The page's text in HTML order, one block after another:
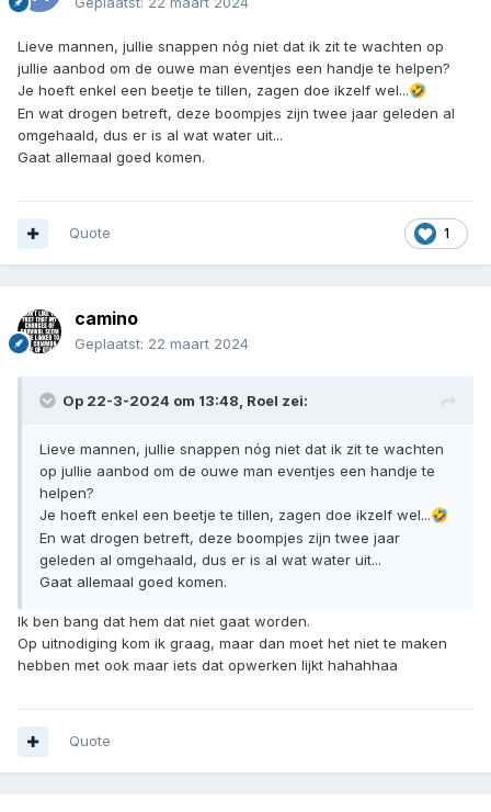
Lieve mannen, jullie snappen nóg niet dat ik zit te wachten op
jullie aanbod om de ouwe man eventjes een handje te helpen?
Je hoeft enkel een beetje te tillen, zagen doe ikzelf wel...🤣
En wat drogen betreft, deze boompjes zijn twee jaar geleden al
omgehaald, dus er is al wat water uit...
Gaat allemaal goed komen.
1
Quote
camino
Geplaatst: 22 maart 2024
Op 22-3-2024 om 13:48, Roel zei:
Lieve mannen, jullie snappen nóg niet dat ik zit te wachten
op jullie aanbod om de ouwe man eventjes een handje te
helpen?
Je hoeft enkel een beetje te tillen, zagen doe ikzelf wel...🤣
En wat drogen betreft, deze boompjes zijn twee jaar
geleden al omgehaald, dus er is al wat water uit...
Gaat allemaal goed komen.
Ik ben bang dat hem dat niet gaat worden.
Op uitnodiging kom ik graag, maar dan moet het niet te maken
hebben met ook maar iets dat opwerken lijkt hahahhaa
Quote